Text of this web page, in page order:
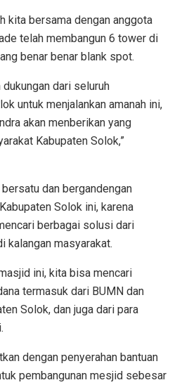
kita bersama dengan anggota
telah membangun 6 tower di
benar benar blank spot.
dukungan dari seluruh
untuk menjalankan amanah ini,
akan menberikan yang
Kabupaten Solok,”
dan bergandengan
Solok ini, karena
berbagai solusi dari
kalangan masyarakat.
ini, kita bisa mencari
termasuk dari BUMN dan
Solok, dan juga dari para
dengan penyerahan bantuan
pembangunan mesjid sebesar